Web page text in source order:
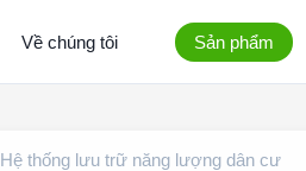
Về chúng tôi Sản phẩm
Hệ thống lưu trữ năng lượng dân cư